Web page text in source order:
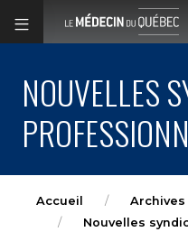
NOUVELLES
Accueil Archives
Nouvelles